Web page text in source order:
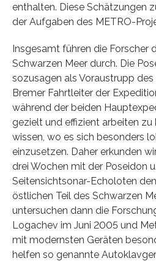
enthalten. Diese Schätzungen
der Aufgaben des METRO-
Insgesamt führen die Forscher
Schwarzen Meer durch. Die
sozusagen als Voraustrupp
Bremer Fahrtleiter der
während der beiden
gezielt und effizient arbeiten zu
wissen, wo es sich besonders
einzusetzen. Daher erkunden
drei Wochen mit der Poseidon
Seitensichtsonar-Echoloten
östlichen Teil des Schwarzen
untersuchen dann die
Logachev im Juni 2005 und
mit modernsten Geräten
helfen so genannte